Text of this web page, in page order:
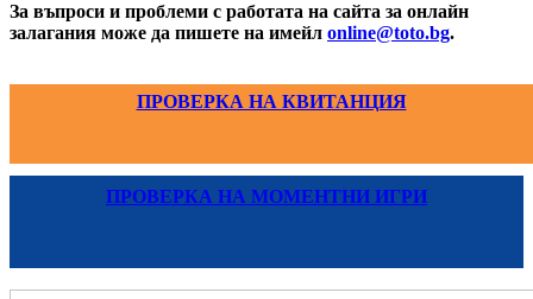
За въпроси и проблеми с работата на сайта за онлайн
залагания може да пишете на имейл online@toto.bg.
ПРОВЕРКА НА КВИТАНЦИЯ
ПРОВЕРКА НА МОМЕНТНИ ИГРИ